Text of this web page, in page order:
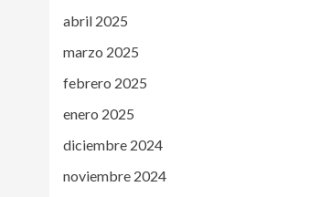
abril 2025
marzo 2025
febrero 2025
enero 2025
diciembre 2024
noviembre 2024